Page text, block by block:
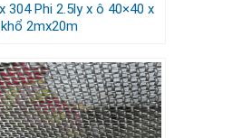
304 Phi 2.5ly x ô 40×40 x
khổ 2mx20m